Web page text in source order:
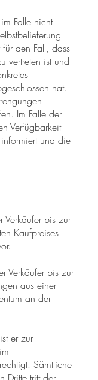
Falle nicht
den Fall, dass
vertreten ist und
hat.
Im Falle der
Verfügbarkeit
und die
Verkäufer bis zur
Kaufpreises
Verkäufer bis zur
aus einer
an der
er zur
Sämtliche